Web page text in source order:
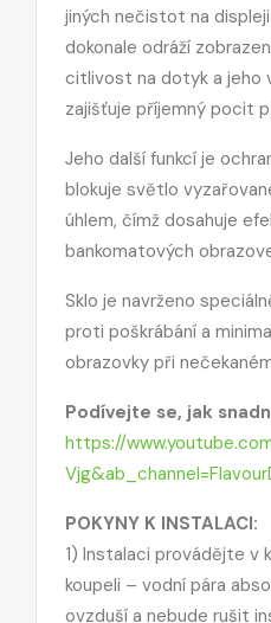
jiných nečistot na
dokonale odráží
citlivost na dotyk a jeho
zajišťuje příjemný pocit
Jeho další funkcí je
blokuje světlo
úhlem, čímž dosahuje
bankomatových
Sklo je navrženo
proti poškrábání a
obrazovky při
Podívejte se, jak
https://
POKYNY K INSTALACI:
1) Instalaci provádějte v
koupeli – vodní pára
ovzduší a nebude rušit